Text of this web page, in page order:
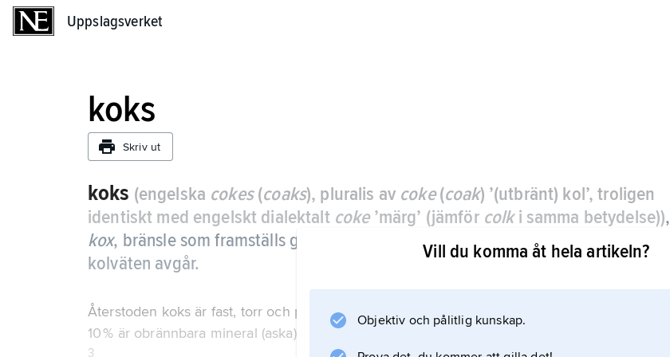
Uppslagsverket
koks
Skriv ut
koks (engelska cokes(coaks), pluralis av coke(coak) ’(utbränt) kol’, troligen
identiskt med engelskt dialektalt coke’märg’ (jämför colki samma betydelse)),
kox, bränsle som framställs genom pyrolys av stenkol varvid metan och andra
kolväten avgår.
Återstoden koks är fast, torr och porös och består till 90–95 % av grundämnet kol, medan 5–
10 % är obrännbara mineral (aska). Densiteten är 150–180 kg/m
3
Vill du komma åt hela artikeln?
Objektiv och pålitlig kunskap.